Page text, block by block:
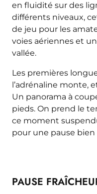
en fluidité sur des
différents niveaux,
de jeu pour les
voies aériennes et
vallée.
Les premières
l’adrénaline monte,
Un panorama à
pieds. On prend le
ce moment
pour une pause
PAUSE